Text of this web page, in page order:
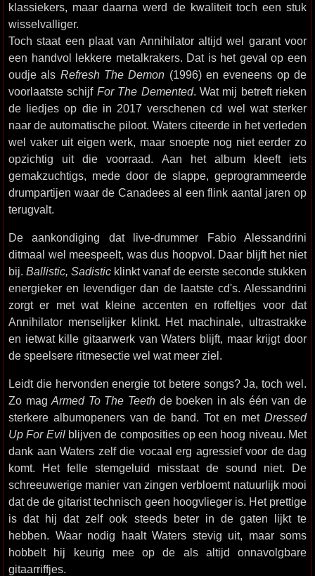
klassiekers, maar daarna werd de kwaliteit toch een stuk
wisselvalliger.
Toch staat een plaat van Annihilator altijd wel garant voor
een handvol lekkere metalkrakers. Dat is het geval op een
oudje als Refresh The Demon (1996) en eveneens op de
voorlaatste schijf For The Demented. Wat mij betreft rieken
de liedjes op die in 2017 verschenen cd wel wat sterker
naar de automatische piloot. Waters citeerde in het verleden
wel vaker uit eigen werk, maar snoepte nog niet eerder zo
opzichtig uit die voorraad. Aan het album kleeft iets
gemakzuchtigs, mede door de slappe, geprogrammeerde
drumpartijen waar de Canadees al een flink aantal jaren op
terugvalt.
De aankondiging dat live-drummer Fabio Alessandrini
ditmaal wel meespeelt, was dus hoopvol. Daar blijft het niet
bij. Ballistic, Sadistic klinkt vanaf de eerste seconde stukken
energieker en levendiger dan de laatste cd's. Alessandrini
zorgt er met wat kleine accenten en roffeltjes voor dat
Annihilator menselijker klinkt. Het machinale, ultrastrakke
en ietwat kille gitaarwerk van Waters blijft, maar krijgt door
de speelsere ritmesectie wel wat meer ziel.
Leidt die hervonden energie tot betere songs? Ja, toch wel.
Zo magArmed To The Teethde boeken in als één van de
sterkere albumopeners van de band. Tot en met Dressed
Up For Evilblijven de composities op een hoog niveau. Met
dank aan Waters zelf die vocaal erg agressief voor de dag
komt. Het felle stemgeluid misstaat de sound niet. De
schreeuwerige manier van zingen verbloemt natuurlijk mooi
dat de de gitarist technisch geen hoogvlieger is. Het prettige
is dat hij dat zelf ook steeds beter in de gaten lijkt te
hebben. Waar nodig haalt Waters stevig uit, maar soms
hobbelt hij keurig mee op de als altijd onnavolgbare
gitaarriffjes.